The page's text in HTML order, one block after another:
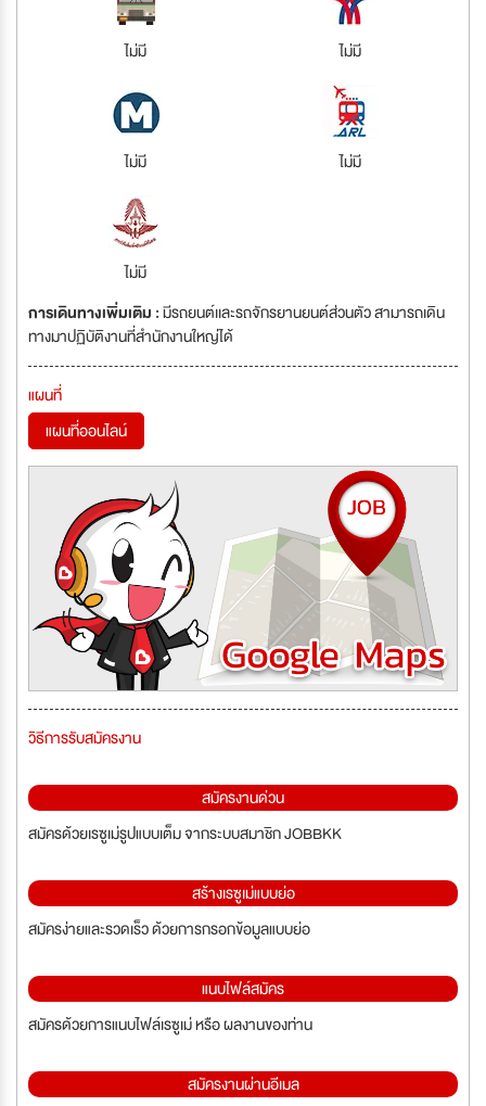
ไม่มี ไม่มี
ไม่มี ไม่มี
ไม่มี
การเดินทางเพิ่มเติม :มีรถยนต์เเละรถจักรยานยนต์ส่วนตัว สามารถเดิน
ทางมาปฏิบัติงานที่สำนักงานใหญ่ได้
แผนที่
แผนที่ออนไลน์
วิธีการรับสมัครงาน
สมัครงานด่วน
สมัครด้วยเรซูเม่รูปแบบเต็ม จากระบบสมาชิก JOBBKK
สร้างเรซูเม่แบบย่อ
สมัครง่ายและรวดเร็ว ด้วยการกรอกข้อมูลแบบย่อ
แนบไฟล์สมัคร
สมัครด้วยการแนบไฟล์เรซูเม่ หรือ ผลงานของท่าน
สมัครงานผ่านอีเมล